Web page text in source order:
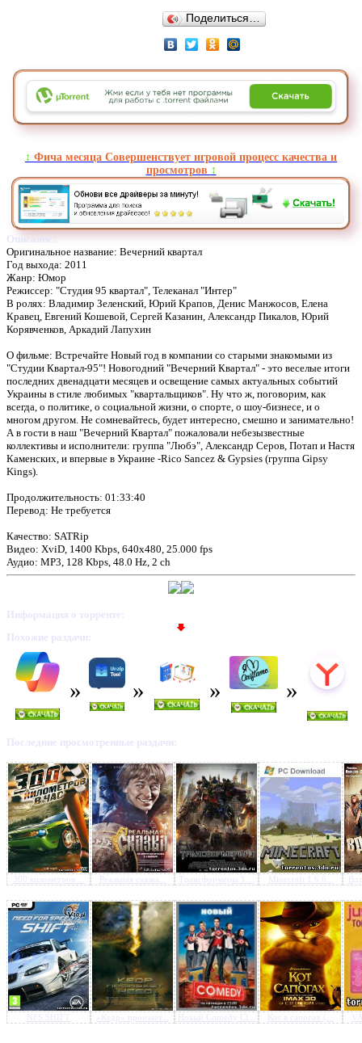
Предлагаем скачать
Вечерний квартал. Новый
2012. Часть 1 (эфир от
(2011) SATRip»
Поделиться…
↕️ Фича месяца Совершенствует игровой процесс качества и
просмотров ↕️
Описание:
Оригинальное название: Вечерний квартал
Год выхода: 2011
Жанр: Юмор
Режиссер: "Студия 95 квартал", Телеканал "Интер"
В ролях: Владимир Зеленский, Юрий Крапов, Денис Манжосов, Елена
Кравец, Евгений Кошевой, Сергей Казанин, Александр Пикалов, Юрий
Корявченков, Аркадий Лапухин
О фильме: Встречайте Новый год в компании со старыми знакомыми из
"Студии Квартал-95"! Новогодний "Вечерний Квартал" - это веселые итоги
последних двенадцати месяцев и освещение самых актуальных событий
Украины в стиле любимых "квартальщиков". Ну что ж, поговорим, как
всегда, о политике, о социальной жизни, о спорте, о шоу-бизнесе, и о
многом другом. Не сомневайтесь, будет интересно, смешно и занимательно!
А в гости в наш "Вечерний Квартал" пожаловали небезызвестные
коллективы и исполнители: группа "Любэ", Александр Серов, Потап и Настя
Каменских, и впервые в Украине -Rico Sancez & Gypsies (группа Gipsy
Kings).
Продолжительность: 01:33:40
Перевод: Не требуется
Качество: SАТRip
Видео: XviD, 1400 Kbps, 640х480, 25.000 fps
Аудио: MP3, 128 Kbps, 48.0 Hz, 2 ch
Информация о торренте:
Похожие раздачи:
Последние просмотренные раздачи:
300 километров ... Реальная сказка... Трансформеры 3:... Minecraft 1.6.6...
NFS SHIFT «Кедр» пронзает... Новый Comedy Cl... Кот в сапогах (...